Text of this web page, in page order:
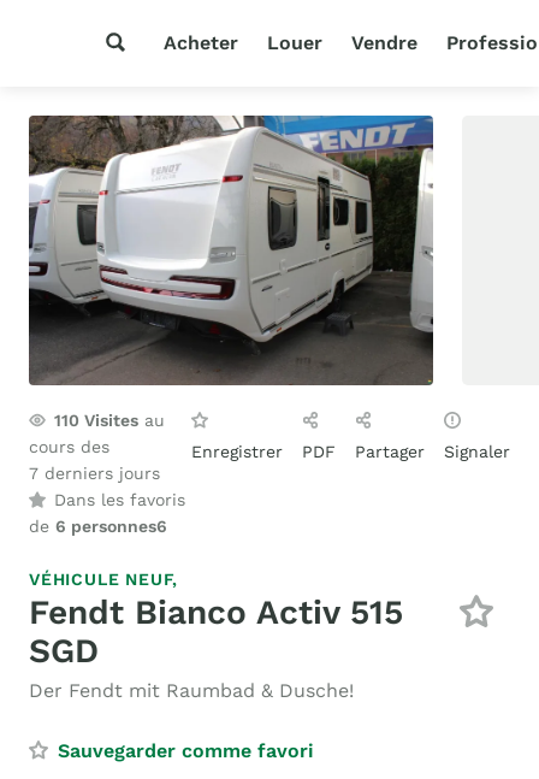
Acheter Louer Vendre
110 Visites au
cours des
7 derniers jours
Dans les favoris
de 6 personnes6
Enregistrer PDF Partager Signaler
VÉHICULE NEUF,
Fendt Bianco Activ 515
SGD
Der Fendt mit Raumbad & Dusche!
Sauvegarder comme favori